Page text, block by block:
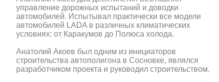
управление дорожных испытаний и доводки
автомобилей. Испытывал практически все модели
автомобилей LADA в различных климатических
условиях: от Каракумов до Полюса холода.
Анатолий Акоев был одним из инициаторов
строительства автополигона в Сосновке, являлся
разработчиком проекта и руководил строительством.